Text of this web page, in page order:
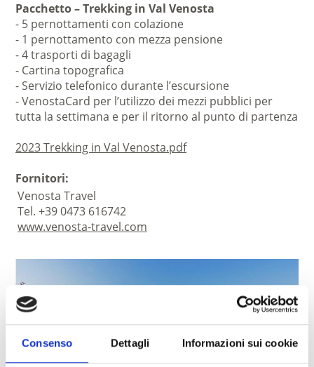
Consenso Dettagli Informazioni sui cookie
Pacchetto – Trekking in Val Venosta
- 5 pernottamenti con colazione
- 1 pernottamento con mezza pensione
- 4 trasporti di bagagli
- Cartina topografica
- Servizio telefonico durante l’escursione
- VenostaCard per l’utilizzo dei mezzi pubblici per
tutta la settimana e per il ritorno al punto di partenza
2023 Trekking in Val Venosta.pdf
Fornitori:
Venosta Travel
Tel. +39 0473 616742
www.venosta-travel.com